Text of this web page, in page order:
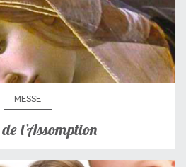
MESSE
de l’Assomption